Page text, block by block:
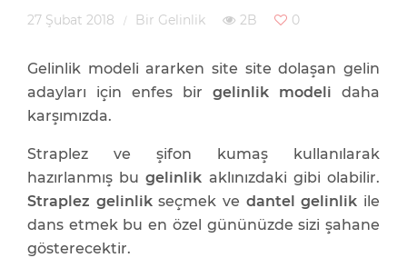
27 Şubat 2018 Bir Gelinlik 2B 0
Gelinlik modeli ararken site site dolaşan gelin
adayları için enfes bir gelinlik modeli daha
karşımızda.
Straplez ve şifon kumaş kullanılarak
hazırlanmış bugelinlik aklınızdaki gibi olabilir.
Straplez gelinlikseçmek ve dantel gelinlik ile
dans etmek bu en özel gününüzde sizi şahane
gösterecektir.